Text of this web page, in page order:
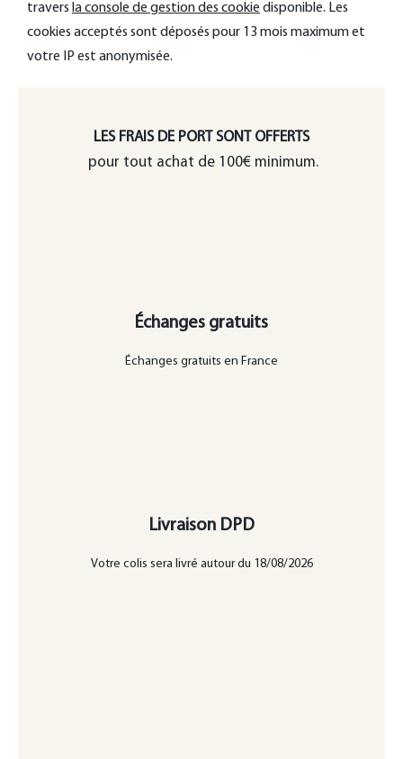
travers la console de gestion des cookie disponible. Les
cookies acceptés sont déposés pour 13 mois maximum et
votre IP est anonymisée.
LES FRAIS DE PORT SONT OFFERTS
pour tout achat de 100€ minimum.
Échanges gratuits
Échanges gratuits en France
Livraison DPD
Votre colis sera livré autour du 18/08/2026